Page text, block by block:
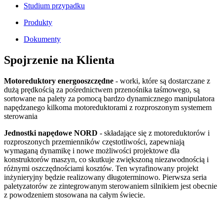
Studium przypadku
Produkty
Dokumenty
Spojrzenie na Klienta
Motoreduktory energooszczędne - worki, które są dostarczane z
dużą prędkością za pośrednictwem przenośnika taśmowego, są
sortowane na palety za pomocą bardzo dynamicznego manipulatora
napędzanego kilkoma motoreduktorami z rozproszonym systemem
sterowania
Jednostki napędowe NORD - składające się z motoreduktorów i
rozproszonych przemienników częstotliwości, zapewniają
wymaganą dynamikę i nowe możliwości projektowe dla
konstruktorów maszyn, co skutkuje zwiększoną niezawodnością i
różnymi oszczędnościami kosztów. Ten wyrafinowany projekt
inżynieryjny będzie realizowany długoterminowo. Pierwsza seria
paletyzatorów ze zintegrowanym sterowaniem silnikiem jest obecnie
z powodzeniem stosowana na całym świecie.